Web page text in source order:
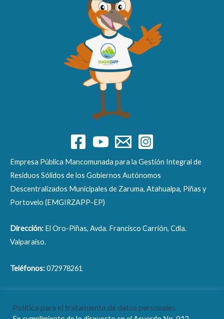
Empresa Pública Mancomunada para la Gestión Integral de
Residuos Sólidos de los Gobiernos Autónomos
Descentralizados Municipales de Zaruma, Atahualpa, Piñas y
Portovelo (EMGIRZAPP-EP)
Dirección: El Oro-Piñas, Avda. Francisco Carrión, Cdla.
Valparaíso.
Teléfonos:072978261
Política para el tratamiento de datos personales